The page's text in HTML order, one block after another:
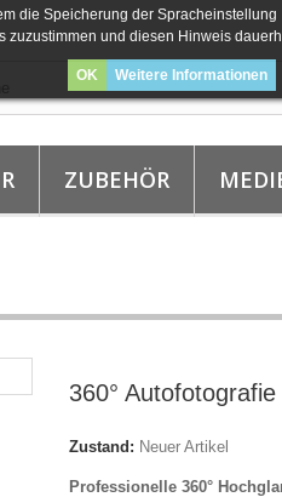
ZUBEHÖR
Speicherung der
zuzustimmen und diesen Hinweis
OK Weitere Informationen
360° Autofotografie
Zustand: Neuer Artikel
Professionelle 360°